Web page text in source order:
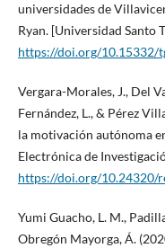
universidades de
Ryan. [Universidad Santo
https://doi.org/10.15332/
Vergara-Morales, J., Del
Fernández, L., & Pérez
la motivación autónoma
Electrónica de
https://doi.org/10.24320/
Yumi Guacho, L. M.,
Obregón Mayorga, Á.